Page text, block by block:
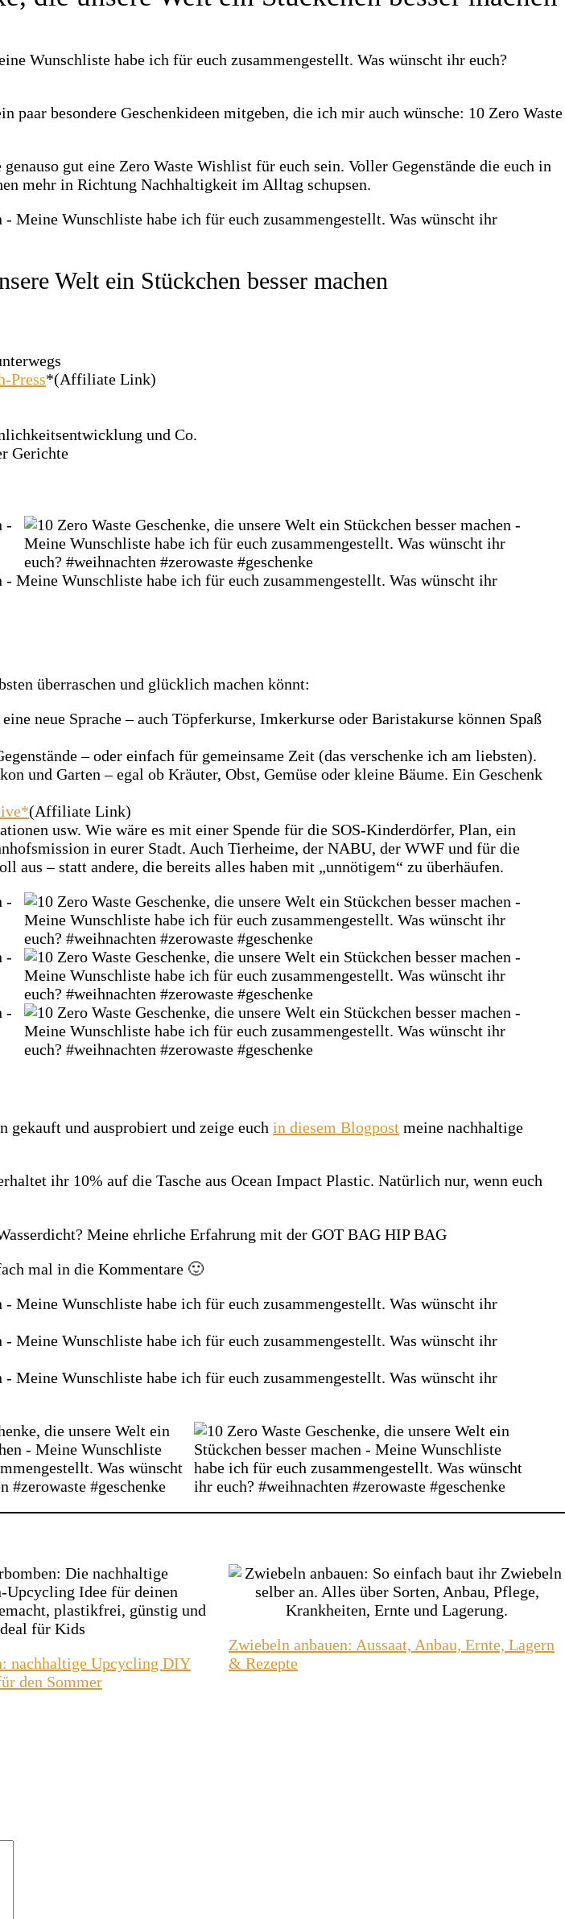
besondere Geschenkideen mitgeben, die ich mir auch wünsche: 10 Zero Waste
gut eine Zero Waste Wishlist für euch sein. Voller Gegenstände die euch in
mehr in Richtung Nachhaltigkeit im Alltag schupsen.
Welt ein Stückchen besser machen
Press*(Affiliate Link)
und Co.
Gerichte
überraschen und glücklich machen könnt:
neue Sprache – auch Töpferkurse, Imkerkurse oder Baristakurse können Spaß
– oder einfach für gemeinsame Zeit (das verschenke ich am liebsten).
und Garten – egal ob Kräuter, Obst, Gemüse oder kleine Bäume. Ein Geschenk
(Affiliate Link)
usw. Wie wäre es mit einer Spende für die SOS-Kinderdörfer, Plan, ein
in eurer Stadt. Auch Tierheime, der NABU, der WWF und für die
aus – statt andere, die bereits alles haben mit „unnötigem“ zu überhäufen.
gekauft und ausprobiert und zeige euch in diesem Blogpost meine nachhaltige
ihr 10% auf die Tasche aus Ocean Impact Plastic. Natürlich nur, wenn euch
mal in die Kommentare 🙂
nachhaltige Upcycling DIY
den Sommer
Zwiebeln anbauen: Aussaat, Anbau, Ernte, Lagern
& Rezepte